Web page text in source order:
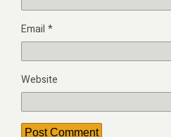
Email *
Website